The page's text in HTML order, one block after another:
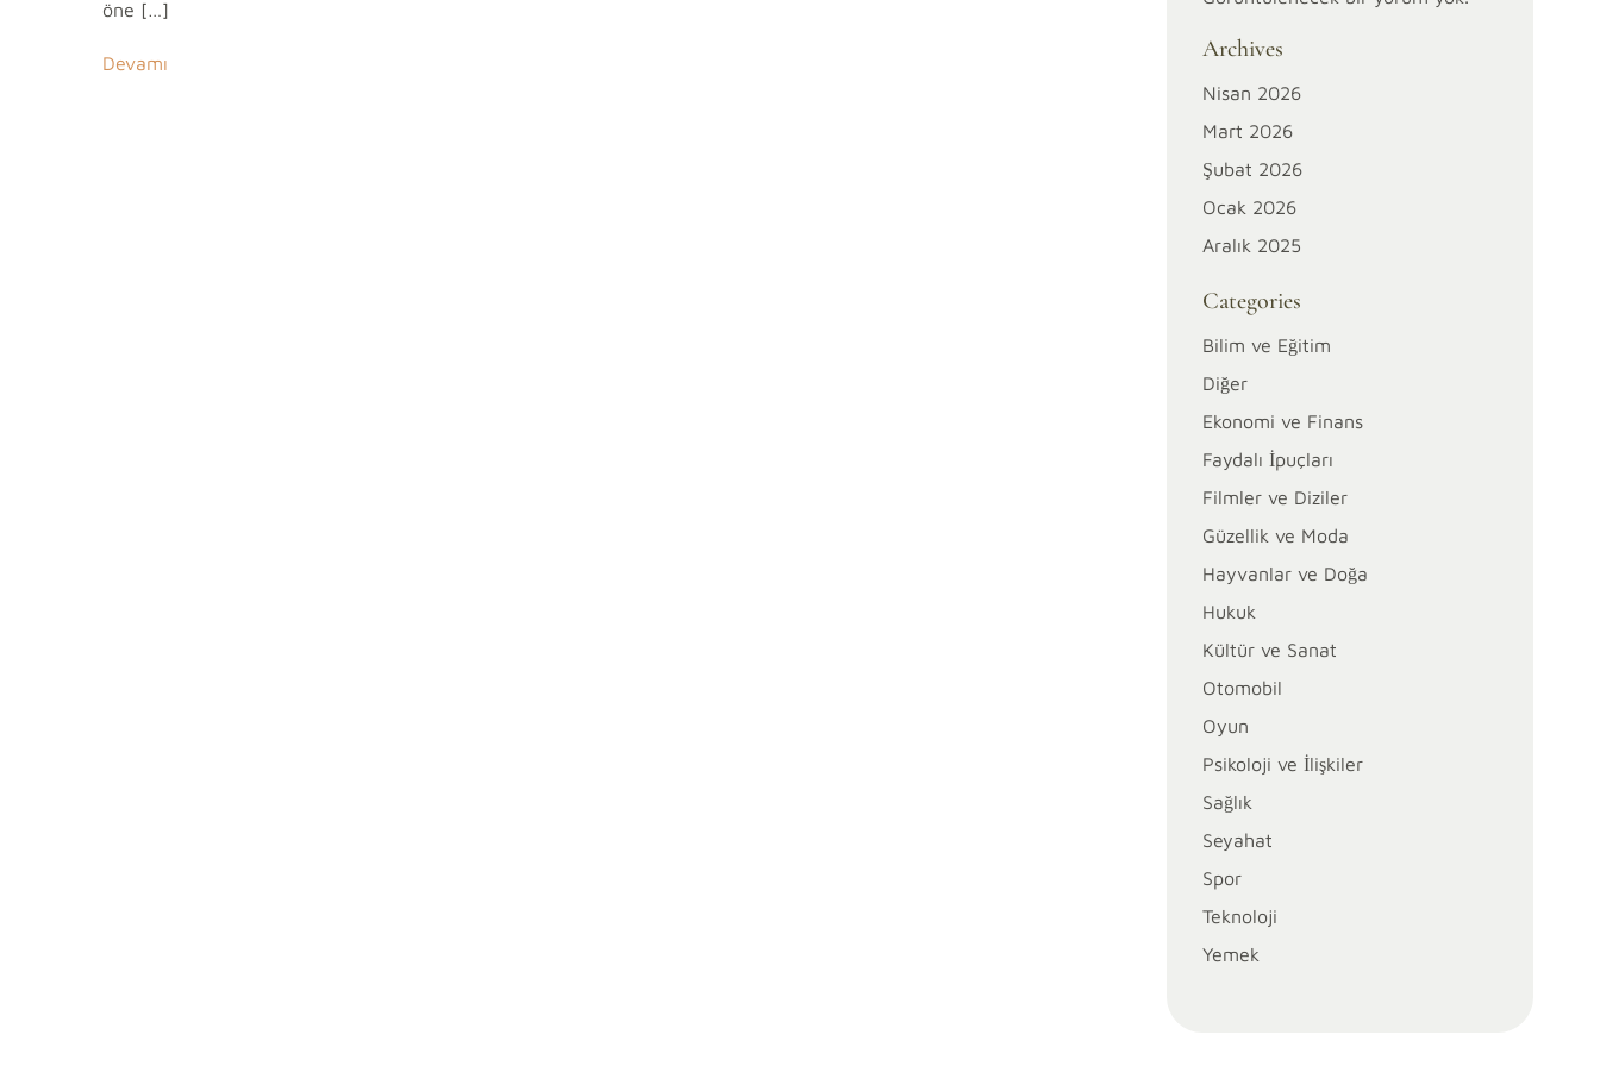
öne […]
Devamı Archives
Nisan 2026
Mart 2026
Şubat 2026
Ocak 2026
Aralık 2025
Categories
Bilim ve Eğitim
Diğer
Ekonomi ve Finans
Faydalı İpuçları
Filmler ve Diziler
Güzellik ve Moda
Hayvanlar ve Doğa
Hukuk
Kültür ve Sanat
Otomobil
Oyun
Psikoloji ve İlişkiler
Sağlık
Seyahat
Spor
Teknoloji
Yemek